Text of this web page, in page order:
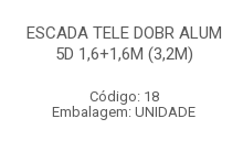
ESCADA TELE DOBR ALUM
5D 1,6+1,6M (3,2M)
Código: 18
Embalagem: UNIDADE